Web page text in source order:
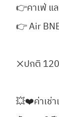
👉คาเฟ่ แ
👉 Air
❌️ปกติ
💥❤️ค่าเช่